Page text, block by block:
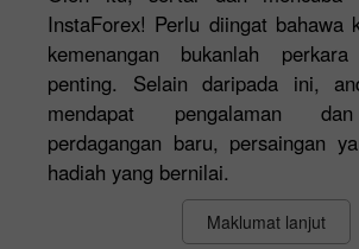
InstaForex! Perlu diingat bahawa
kemenangan bukanlah
penting. Selain daripada ini,
mendapat pengalaman
perdagangan baru, persaingan
hadiah yang bernilai.
Maklumat lanjut